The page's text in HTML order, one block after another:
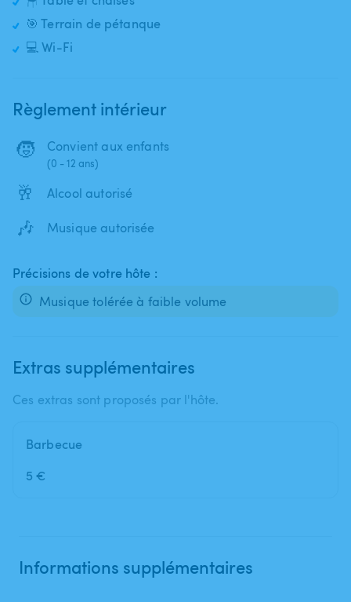
🎯 Terrain de pétanque
💻 Wi-Fi
Règlement intérieur
🧒 Convient aux enfants
(0 - 12 ans)
🥂 Alcool autorisé
🎶 Musique autorisée
Précisions de votre hôte :
Musique tolérée à faible volume
Extras supplémentaires
Ces extras sont proposés par l'hôte.
Barbecue
5 €
Informations supplémentaires